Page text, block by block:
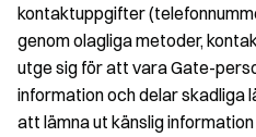
kontaktuppgifter
genom olagliga metoder,
utge sig för att vara Gate-
information och delar skadliga
att lämna ut känslig